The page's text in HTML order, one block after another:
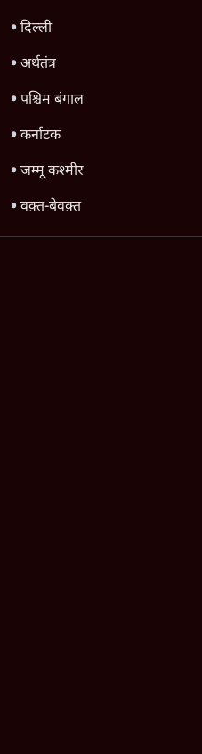
दिल्ली
अर्थतंत्र
पश्चिम बंगाल
कर्नाटक
जम्मू कश्मीर
वक़्त-बेवक़्त